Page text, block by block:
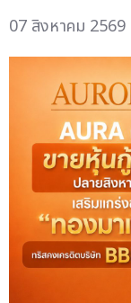
07 สิงหาคม 2569